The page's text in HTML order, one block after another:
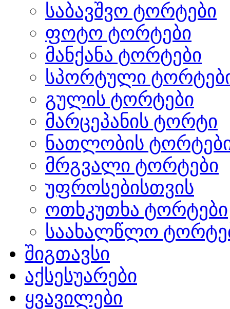
საბავშვო ტორტები
ფოტო ტორტები
მანქანა ტორტები
სპორტული
გულის ტორტები
მარცეპანის ტორტი
ნათლობის
მრგვალი ტორტები
უფროსებისთვის
ოთხკუთხა ტორტები
საახალწლო
შიგთავსი
აქსესუარები
ყვავილები